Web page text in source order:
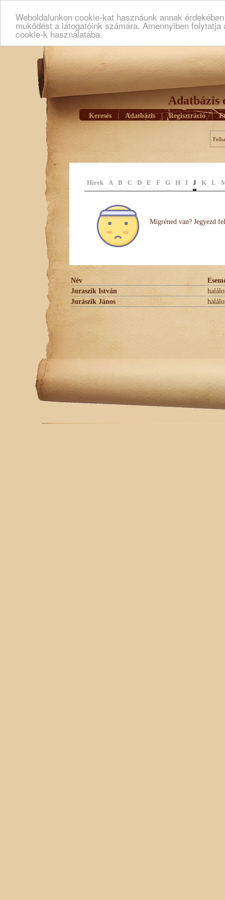
Weboldalunkon cookie-kat hasznáunk annak
muködést a látogatóink számára. Amennyiben
cookie-k használatába.
Adatbázis
Keresés Adatbázis | Regisztráció |
Hírek A B C D E F G H I J K L
Migréned van? Jegyezd
Név
Juraszik István
Jurászik János